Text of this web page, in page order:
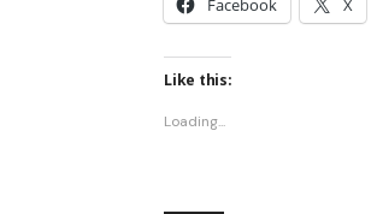
Facebook X
Like this:
Loading...